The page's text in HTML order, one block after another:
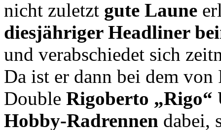
nicht zuletzt gute Laune
diesjähriger Headliner
und verabschiedet sich
Da ist er dann bei dem von
Double Rigoberto „Rigo“
Hobby-Radrennen dabei,